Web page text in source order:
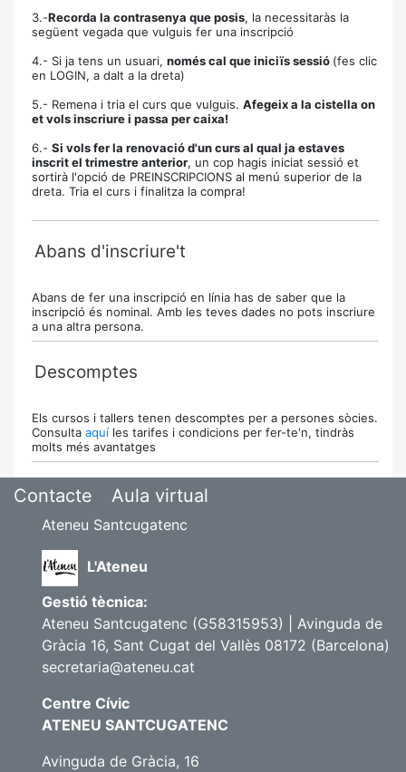
3.-Recorda la contrasenya que posis, la necessitaràs la
següent vegada que vulguis fer una inscripció
4.- Si ja tens un usuari, només cal que iniciïs sessió (fes clic
en LOGIN, a dalt a la dreta)
5.- Remena i tria el curs que vulguis. Afegeix a la cistella on
et vols inscriure i passa per caixa!
6.- Si vols fer la renovació d'un curs al qual ja estaves
inscrit el trimestre anterior, un cop hagis iniciat sessió et
sortirà l'opció de PREINSCRIPCIONS al menú superior de la
dreta. Tria el curs i finalitza la compra!
Abans d'inscriure't
Abans de fer una inscripció en línia has de saber que la
inscripció és nominal. Amb les teves dades no pots inscriure
a una altra persona.
Descomptes
Els cursos i tallers tenen descomptes per a persones sòcies.
Consulta aquí les tarifes i condicions per fer-te'n, tindràs
molts més avantatges
Contacte Aula virtual
Ateneu Santcugatenc
L'Ateneu
Gestió tècnica:
Ateneu Santcugatenc (G58315953) | Avinguda de
Gràcia 16, Sant Cugat del Vallès 08172 (Barcelona)
secretaria@ateneu.cat
Centre Cívic
ATENEU SANTCUGATENC
Avinguda de Gràcia, 16